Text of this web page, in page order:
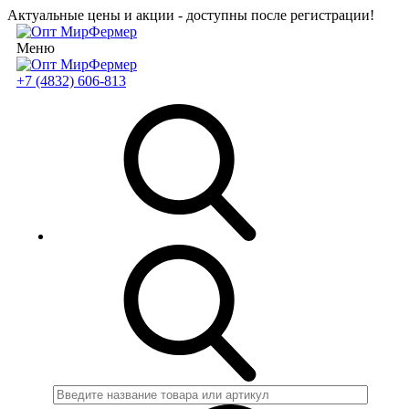
Актуальные цены и акции - доступны после регистрации!
Меню
+7 (4832) 606-813